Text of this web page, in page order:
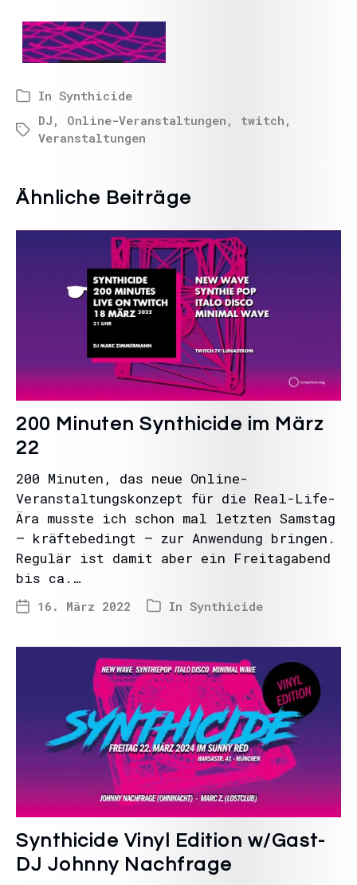
In Synthicide
DJ , Online-Veranstaltungen , twitch ,
Veranstaltungen
Ähnliche Beiträge
200 Minuten Synthicide im März
22
200 Minuten, das neue Online-
Veranstaltungskonzept für die Real-Life-
Ära musste ich schon mal letzten Samstag
– kräftebedingt – zur Anwendung bringen.
Regulär ist damit aber ein Freitagabend
bis ca.…
16. März 2022 In Synthicide
Synthicide Vinyl Edition w/Gast-
DJ Johnny Nachfrage